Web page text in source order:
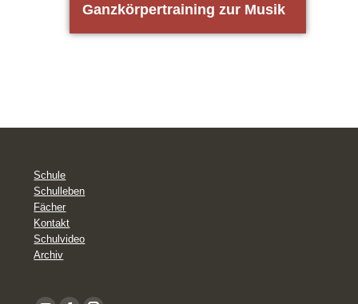
Ganz­kör­per­trai­ning zur Musik
Schule
Schulleben
Fächer
Kontakt
Schulvideo
Archiv